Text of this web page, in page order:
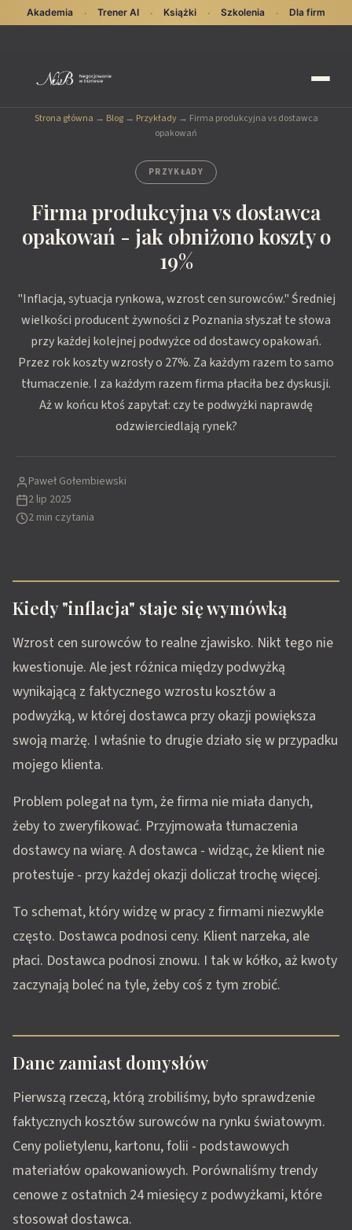
Strona główna → Blog→ Przykłady→ Firma produkcyjna vs dostawca
opakowań
PRZYKŁADY
Firma produkcyjna vs dostawca
opakowań - jak obniżono koszty o
19%
"Inflacja, sytuacja rynkowa, wzrost cen surowców." Średniej
wielkości producent żywności z Poznania słyszał te słowa
przy każdej kolejnej podwyżce od dostawcy opakowań.
Przez rok koszty wzrosły o 27%. Za każdym razem to samo
tłumaczenie. I za każdym razem firma płaciła bez dyskusji.
Aż w końcu ktoś zapytał: czy te podwyżki naprawdę
odzwierciedlają rynek?
Paweł Gołembiewski
2 lip 2025
2 min czytania
Kiedy "inflacja" staje się wymówką
Wzrost cen surowców to realne zjawisko. Nikt tego nie
kwestionuje. Ale jest różnica między podwyżką
wynikającą z faktycznego wzrostu kosztów a
podwyżką, w której dostawca przy okazji powiększa
swoją marżę. I właśnie to drugie działo się w przypadku
mojego klienta.
Problem polegał na tym, że firma nie miała danych,
żeby to zweryfikować. Przyjmowała tłumaczenia
dostawcy na wiarę. A dostawca - widząc, że klient nie
protestuje - przy każdej okazji doliczał trochę więcej.
To schemat, który widzę w pracy z firmami niezwykle
często. Dostawca podnosi ceny. Klient narzeka, ale
płaci. Dostawca podnosi znowu. I tak w kółko, aż kwoty
zaczynają boleć na tyle, żeby coś z tym zrobić.
Dane zamiast domysłów
Pierwszą rzeczą, którą zrobiliśmy, było sprawdzenie
faktycznych kosztów surowców na rynku światowym.
Ceny polietylenu, kartonu, folii - podstawowych
materiałów opakowaniowych. Porównaliśmy trendy
cenowe z ostatnich 24 miesięcy z podwyżkami, które
stosował dostawca.
Akademia · Trener AI · Książki · Szkolenia · Dla firm